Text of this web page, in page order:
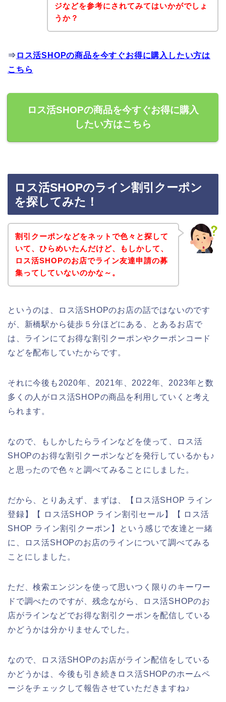
ジなどを参考にされてみてはいかがでしょ
うか？
⇒ ロス活SHOPの商品を今すぐお得に購入したい方は
こちら
ロス活SHOPの商品を今すぐお得に購入
したい方はこちら
ロス活SHOPのライン割引クーポン
を探してみた！
割引クーポンなどをネットで色々と探して
いて、ひらめいたんだけど、もしかして、
ロス活SHOPのお店でライン友達申請の募
集ってしていないのかな～。
というのは、ロス活SHOPのお店の話ではないのです
が、新橋駅から徒歩５分ほどにある、とあるお店で
は、ラインにてお得な割引クーポンやクーポンコード
などを配布していたからです。
それに今後も2020年、2021年、2022年、2023年と数
多くの人がロス活SHOPの商品を利用していくと考え
られます。
なので、もしかしたらラインなどを使って、ロス活
SHOPのお得な割引クーポンなどを発行しているかも♪
と思ったので色々と調べてみることにしました。
だから、とりあえず、まずは、【ロス活SHOP ライン
登録】【 ロス活SHOP ライン割引セール】【 ロス活
SHOP ライン割引クーポン】という感じで友達と一緒
に、ロス活SHOPのお店のラインについて調べてみる
ことにしました。
ただ、検索エンジンを使って思いつく限りのキーワー
ドで調べたのですが、残念ながら、ロス活SHOPのお
店がラインなどでお得な割引クーポンを配信している
かどうかは分かりませんでした。
なので、ロス活SHOPのお店がライン配信をしている
かどうかは、今後も引き続きロス活SHOPのホームペ
ージをチェックして報告させていただきますね♪